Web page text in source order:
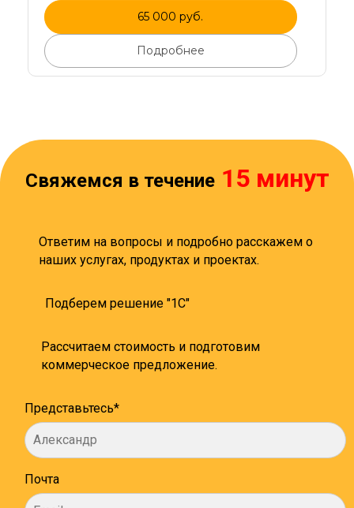
65 000 руб.
Подробнее
Свяжемся в течение15 минут
Ответим на вопросы и подробно расскажем о
наших услугах, продуктах и проектах.
Подберем решение "1С"
Рассчитаем стоимость и подготовим
коммерческое предложение.
Представьтесь*
Почта